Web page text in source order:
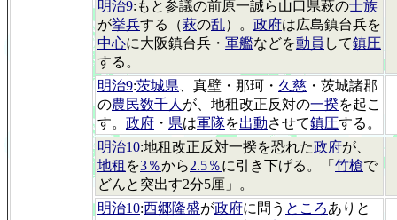
明治9:もと参議の前原一誠ら山口県萩の士族
が挙兵する（萩の乱）。 政府は広島鎮台兵を
中心に大阪鎮台兵・ 軍艦などを動員 して鎮圧
する。
明治9:茨城県 、真壁・那珂・ 久慈 ・茨城諸郡
の農民数千人 が、地租改正反対の一揆を起こ
す。 政府 ・ 県は軍隊を出動させて鎮圧する。
明治10:地租改正反対一揆を恐れた政府が、
地租 を3％から2.5％に引き下げる。「 竹槍で
どんと突出す2分5厘」。
明治10:西郷隆盛が政府に問う ところありと